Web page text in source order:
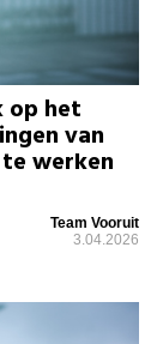
op het
van
werken
Team Vooruit
3.04.2026